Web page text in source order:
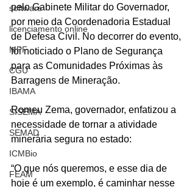
software
licenciamento online
MPF
CGU
IBAMA
SISEMA
SEMAD
ICMBio
FEAM
pelo Gabinete Militar do Governador,
por meio da Coordenadoria Estadual
de Defesa Civil. No decorrer do evento,
foi noticiado o Plano de Segurança
para as Comunidades Próximas às
Barragens de Mineração.
Romeu Zema, governador, enfatizou a
necessidade de tornar a atividade
minerária segura no estado:
“O que nós queremos, e esse dia de
hoje é um exemplo, é caminhar nesse